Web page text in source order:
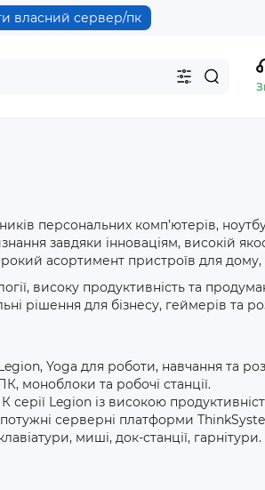
власний сервер/пк
персональних комп’ютерів,
завдяки інноваціям, високій
асортимент пристроїв для дому,
високу продуктивність та
рішення для бізнесу, геймерів та
Yoga для роботи, навчання та
моноблоки та робочі станції.
серії Legion із високою
серверні платформи
миші, док-станції, гарнітури.